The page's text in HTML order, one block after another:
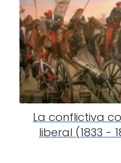
La conflictiva
liberal (1833 -